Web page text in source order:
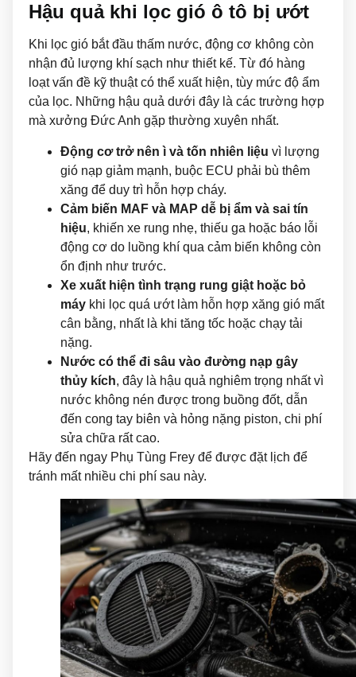
Hậu quả khi lọc gió ô tô bị ướt
Khi lọc gió bắt đầu thấm nước, động cơ không còn
nhận đủ lượng khí sạch như thiết kế. Từ đó hàng
loạt vấn đề kỹ thuật có thể xuất hiện, tùy mức độ ẩm
của lọc. Những hậu quả dưới đây là các trường hợp
mà xưởng Đức Anh gặp thường xuyên nhất.
Động cơ trở nên ì và tốn nhiên liệu vì lượng
gió nạp giảm mạnh, buộc ECU phải bù thêm
xăng để duy trì hỗn hợp cháy.
Cảm biến MAF và MAP dễ bị ẩm và sai tín
hiệu, khiến xe rung nhẹ, thiếu ga hoặc báo lỗi
động cơ do luồng khí qua cảm biến không còn
ổn định như trước.
Xe xuất hiện tình trạng rung giật hoặc bỏ
máy khi lọc quá ướt làm hỗn hợp xăng gió mất
cân bằng, nhất là khi tăng tốc hoặc chạy tải
nặng.
Nước có thể đi sâu vào đường nạp gây
thủy kích, đây là hậu quả nghiêm trọng nhất vì
nước không nén được trong buồng đốt, dẫn
đến cong tay biên và hỏng nặng piston, chi phí
sửa chữa rất cao.
Hãy đến ngay Phụ Tùng Frey để được đặt lịch để
tránh mất nhiều chi phí sau này.